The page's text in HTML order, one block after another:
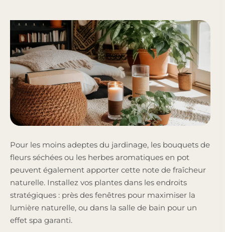
Pour les moins adeptes du jardinage, les bouquets de
fleurs séchées ou les herbes aromatiques en pot
peuvent également apporter cette note de fraîcheur
naturelle. Installez vos plantes dans les endroits
stratégiques : près des fenêtres pour maximiser la
lumière naturelle, ou dans la salle de bain pour un
effet spa garanti.